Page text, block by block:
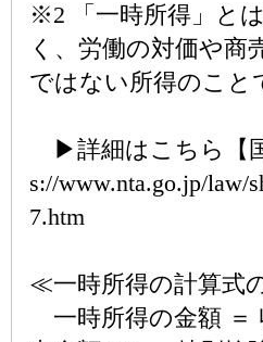
※2 「一時所得」と
く、労働の対価や商
ではない所得のこと
▶詳細はこちら【
s://www.nta.go.jp/law/
7.htm
≪一時所得の計算式
一時所得の金額 ＝